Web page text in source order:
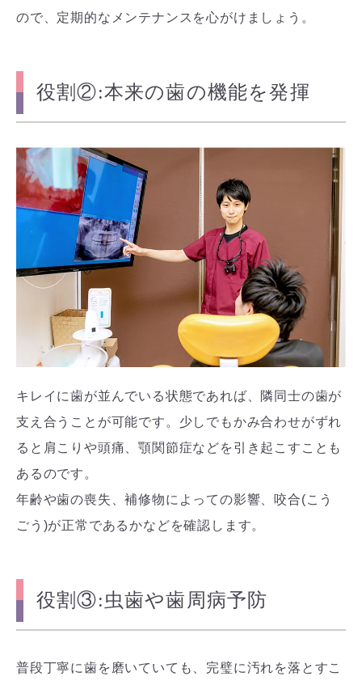
ので、定期的なメンテナンスを心がけましょう。
役割②:本来の歯の機能を発揮
キレイに歯が並んでいる状態であれば、隣同士の歯が
支え合うことが可能です。少しでもかみ合わせがずれ
ると肩こりや頭痛、顎関節症などを引き起こすことも
あるのです。
年齢や歯の喪失、補修物によっての影響、咬合(こう
ごう)が正常であるかなどを確認します。
役割③:虫歯や歯周病予防
普段丁寧に歯を磨いていても、完璧に汚れを落とすこ